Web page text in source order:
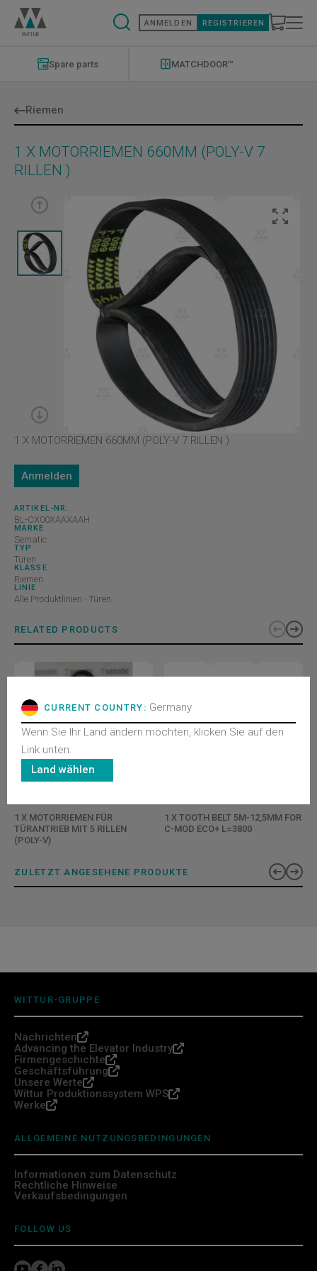
Direkt
zum
Inhalt
ANMELDEN REGISTRIEREN
Spare parts MATCHDOOR™
Riemen
1 X MOTORRIEMEN 660MM (POLY-V 7
RILLEN )
1 X MOTORRIEMEN 660MM (POLY-V 7 RILLEN )
Anmelden
ARTIKEL-NR.
BL-CX00XAAXAAH
MARKE
Sematic
TYP
Türen
KLASSE
Riemen
LINIE
Alle Produktlinien - Türen
RELATED PRODUCTS
1 X MOTORRIEMEN FÜR
TÜRANTRIEB MIT 5 RILLEN
(POLY-V)
1 X TOOTH BELT 5M-12,5MM FOR
C-MOD ECO+ L=3800
ZULETZT ANGESEHENE PRODUKTE
WITTUR-GRUPPE
Nachrichten
Advancing the Elevator Industry
Firmengeschichte
Geschäftsführung
Unsere Werte
Wittur Produktionssystem WPS
Werke
ALLGEMEINE NUTZUNGSBEDINGUNGEN
Informationen zum Datenschutz
Rechtliche Hinweise
Verkaufsbedingungen
FOLLOW US
CURRENT COUNTRY: Germany
Wenn Sie Ihr Land ändern möchten, klicken Sie auf den
Link unten.
Land wählen